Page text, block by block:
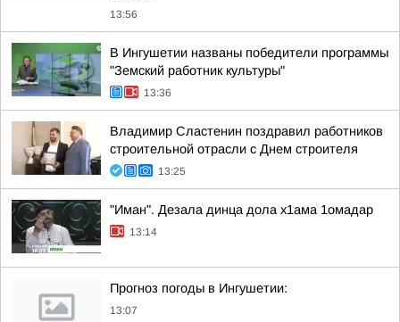
13:56
В Ингушетии названы победители программы
"Земский работник культуры"
13:36
Владимир Сластенин поздравил работников
строительной отрасли с Днем строителя
13:25
"Иман". Дезала динца дола х1ама 1омадар
13:14
Прогноз погоды в Ингушетии:
13:07